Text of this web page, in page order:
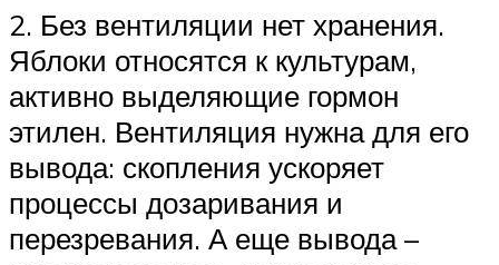
2. Без вентиляции нет хранения.
Яблоки относятся к культурам,
активно выделяющие гормон
этилен. Вентиляция нужна для его
вывода: скопления ускоряет
процессы дозаривания и
перезревания. А еще вывода –